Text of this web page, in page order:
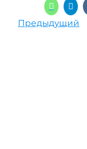
Предыдущий